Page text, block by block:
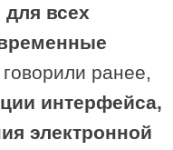
всех
ранее,
интерфейса,
электронной